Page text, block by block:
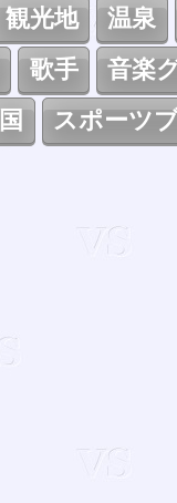
観光地
温泉
歌手
音楽
国 スポーツ